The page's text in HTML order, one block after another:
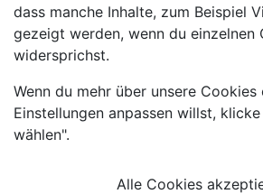
dass manche Inhalte, zum Beispiel
gezeigt werden, wenn du einzelnen
widersprichst.
Wenn du mehr über unsere
Einstellungen anpassen willst,
wählen".
Alle Cookies